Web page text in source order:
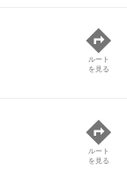
ルート
を見る
ルート
を見る